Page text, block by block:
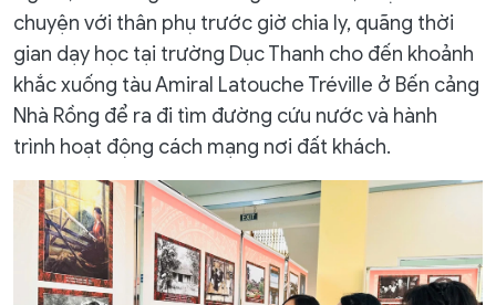
chuyện với thân phụ trước giờ chia ly, quãng thời
gian dạy học tại trường Dục Thanh cho đến khoảnh
khắc xuống tàu Amiral Latouche Tréville ở Bến cảng
Nhà Rồng để ra đi tìm đường cứu nước và hành
trình hoạt động cách mạng nơi đất khách.